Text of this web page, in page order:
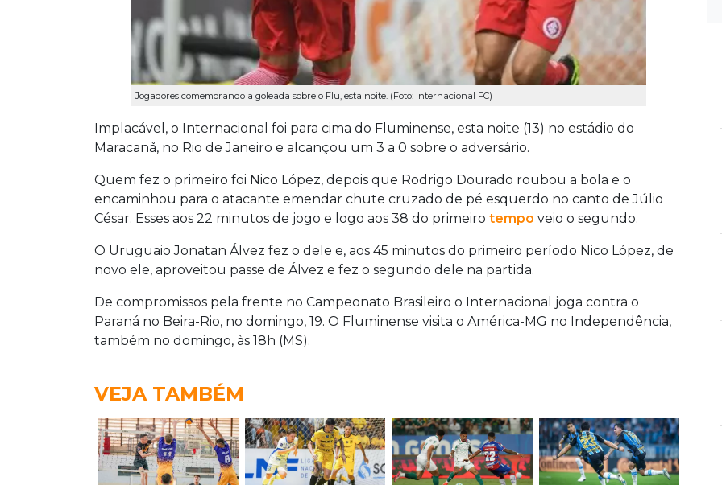
Jogadores comemorando a goleada sobre o Flu, esta noite. (Foto: Internacional FC)
Implacável, o Internacional foi para cima do Fluminense, esta noite (13) no estádio do
Maracanã, no Rio de Janeiro e alcançou um 3 a 0 sobre o adversário.
Quem fez o primeiro foi Nico López, depois que Rodrigo Dourado roubou a bola e o
encaminhou para o atacante emendar chute cruzado de pé esquerdo no canto de Júlio
César. Esses aos 22 minutos de jogo e logo aos 38 do primeiro tempo veio o segundo.
O Uruguaio Jonatan Álvez fez o dele e, aos 45 minutos do primeiro período Nico López, de
novo ele, aproveitou passe de Álvez e fez o segundo dele na partida.
De compromissos pela frente no Campeonato Brasileiro o Internacional joga contra o
Paraná no Beira-Rio, no domingo, 19. O Fluminense visita o América-MG no Independência,
também no domingo, às 18h (MS).
VEJA TAMBÉM